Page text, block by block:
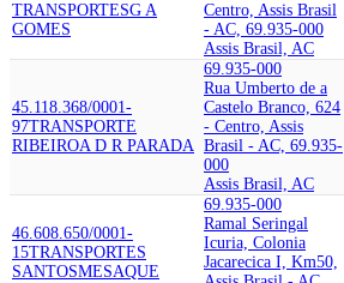
TRANSPORTESG A
GOMES
Centro, Assis Brasil
- AC, 69.935-000
Assis Brasil, AC
45.118.368/0001-
97TRANSPORTE
RIBEIROA D R PARADA
69.935-000
Rua Umberto de a
Castelo Branco, 624
- Centro, Assis
Brasil - AC, 69.935-
000
Assis Brasil, AC
46.608.650/0001-
15TRANSPORTES
SANTOSMESAQUE
69.935-000
Ramal Seringal
Icuria, Colonia
Jacarecica I, Km50,